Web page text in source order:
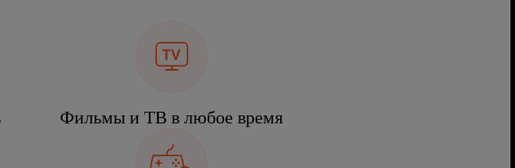
Фильмы и ТВ в любое время